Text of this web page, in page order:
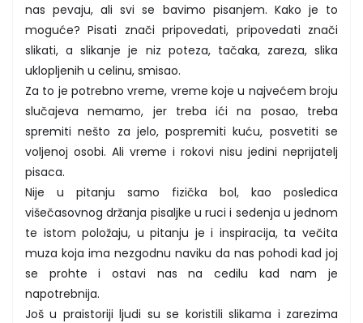
nas pevaju, ali svi se bavimo pisanjem. Kako je to
moguće? Pisati znači pripovedati, pripovedati znači
slikati, a slikanje je niz poteza, tačaka, zareza, slika
uklopljenih u celinu, smisao.
Za to je potrebno vreme, vreme koje u najvećem broju
slučajeva nemamo, jer treba ići na posao, treba
spremiti nešto za jelo, pospremiti kuću, posvetiti se
voljenoj osobi. Ali vreme i rokovi nisu jedini neprijatelj
pisaca.
Nije u pitanju samo fizička bol, kao posledica
višečasovnog držanja pisaljke u ruci i sedenja u jednom
te istom položaju, u pitanju je i inspiracija, ta večita
muza koja ima nezgodnu naviku da nas pohodi kad joj
se prohte i ostavi nas na cedilu kad nam je
napotrebnija.
Još u praistoriji ljudi su se koristili slikama i zarezima